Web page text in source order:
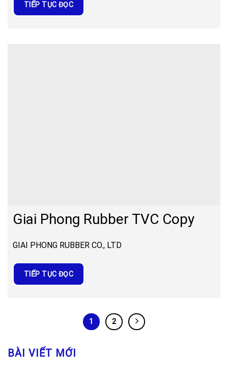
TIẾP TỤC ĐỌC
Giai Phong Rubber TVC Copy
GIAI PHONG RUBBER CO., LTD
TIẾP TỤC ĐỌC
1 2
BÀI VIẾT MỚI